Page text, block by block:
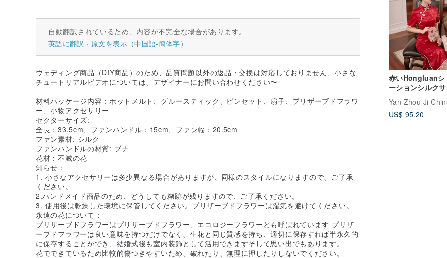
赤いHongluanシ
ーションシルク
フリンジチャイナ
スブライダルト
服レトロな新しい
US$ 95.20
自動翻訳されているため、内容が不完全な場合があります。
英語に翻訳
原文を表示（中国語-簡体字）
ウェディング商品（DIY商品）のため、品質問題以外の返品・交換は対応しておりません、小さな
チュートリアルビデオについては、デザイナーにお問い合わせください〜
材料パッケージ内容：ホットメルト、グルースティック、ピンセット、扇子、プリザーブドフラワ
ー、小物アクセサリー
セクターサイズ:
全長：33.5cm、ファンハンドル：15cm、ファン幅：20.5cm
ファン素材: シルク
ファンハンドルの材質: ブナ
花材：不滅の花
知らせ：
1. 小さなアクセサリーは多少異なる場合がありますが、同様のスタイルになりますので、ご了承
ください。
2.ハンドメイド商品のため、どうしても糊跡が残りますので、ご了承ください。
3. 使用後は乾燥した環境に保管してください。プリザーブドフラワーは湿気を避けてください。
永遠の花について：
プリザーブドフラワーはプリザーブドフラワー、エコロジーフラワーとも呼ばれています プリザ
ーブドフラワーは良い意味を持つだけでなく、生花と同じ質感を持ち、適切に保存すれば半永久的
に保存することができ、結婚式後も室内装飾として活用できますそして思い出でもあります。
花でできているため比較的傷つきやすいため、破れたり、無理に押したりしないでください。